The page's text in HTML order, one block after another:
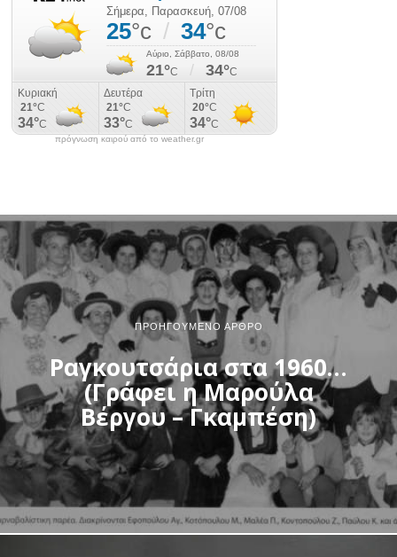
πρόγνωση καιρού από το weather.gr
ΠΡΟΗΓΟΎΜΕΝΟ ΆΡΘΡΟ
Ραγκουτσάρια στα 1960…
(Γράφει η Μαρούλα
Βέργου – Γκαμπέση)